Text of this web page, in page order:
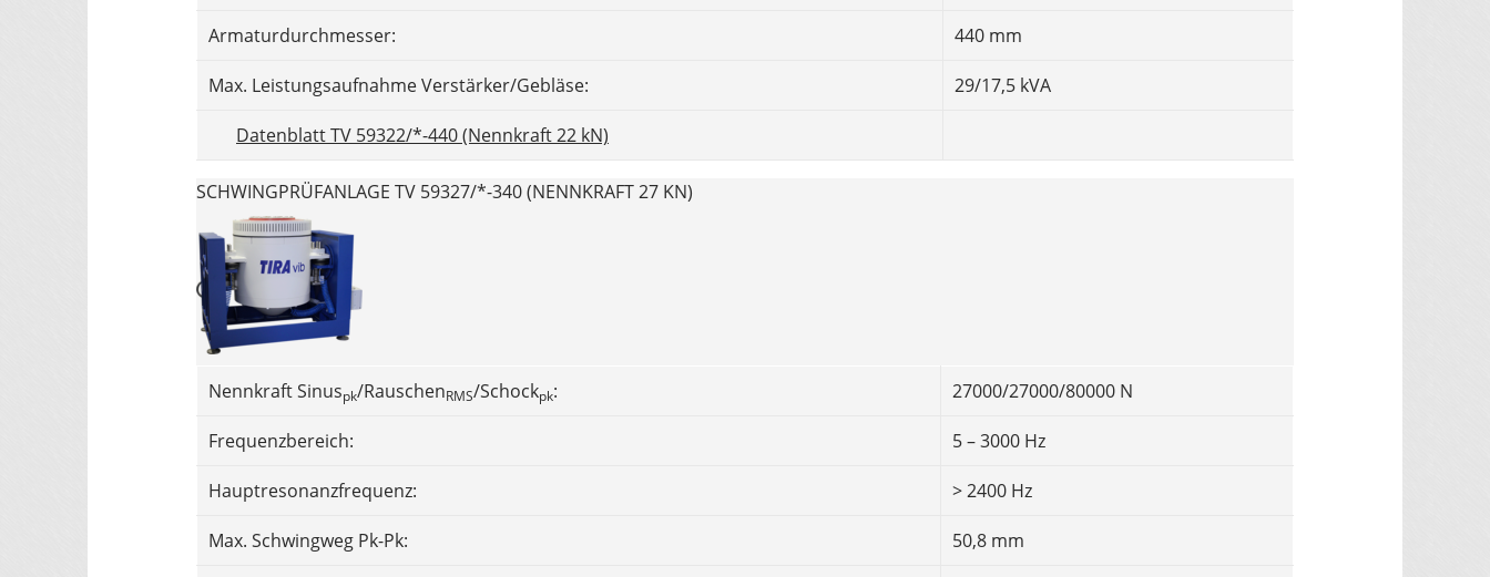
Armaturdurchmesser: 440 mm
Max. Leistungsaufnahme Verstärker/Gebläse: 29/17,5 kVA
Datenblatt TV 59322/*-440 (Nennkraft 22 kN)
SCHWINGPRÜFANLAGE TV 59327/*-340 (NENNKRAFT 27 KN)
Nennkraft Sinuspk/RauschenRMS/Schockpk: 27000/27000/80000 N
Frequenzbereich: 5 – 3000 Hz
Hauptresonanzfrequenz: > 2400 Hz
Max. Schwingweg Pk-Pk: 50,8 mm